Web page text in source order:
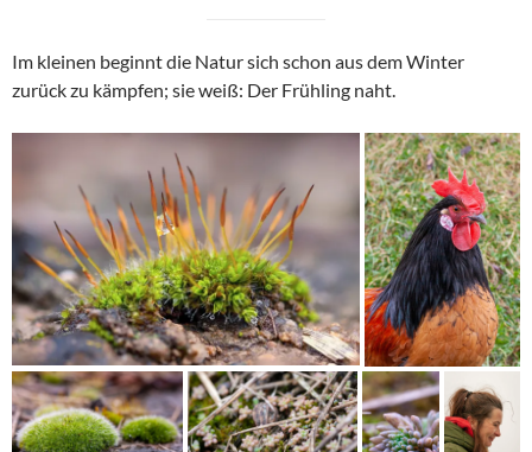
Im kleinen beginnt die Natur sich schon aus dem Winter
zurück zu kämpfen; sie weiß: Der Frühling naht.